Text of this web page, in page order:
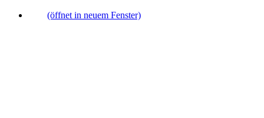
(öffnet in neuem Fenster)